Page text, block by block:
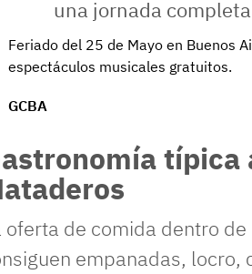
Feriado del 25 de Mayo en Buenos
espectáculos musicales gratuitos.
GCBA
típica
oferta de comida dentro
empanadas,